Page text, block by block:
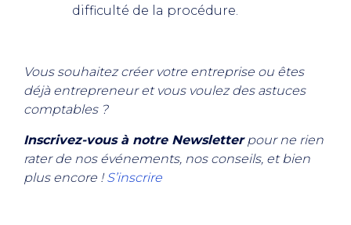
difficulté de la procédure.
Vous souhaitez créer votre entreprise ou êtes
déjà entrepreneur et vous voulez des astuces
comptables ?
Inscrivez-vous à notre Newsletterpour ne rien
rater de nos événements, nos conseils, et bien
plus encore !S’inscrire